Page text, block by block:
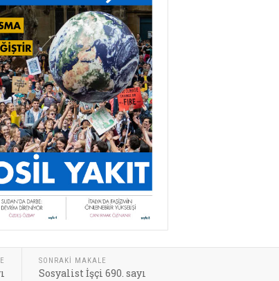
SONRAKI MAKALE
Sosyalist İşçi 690. sayı